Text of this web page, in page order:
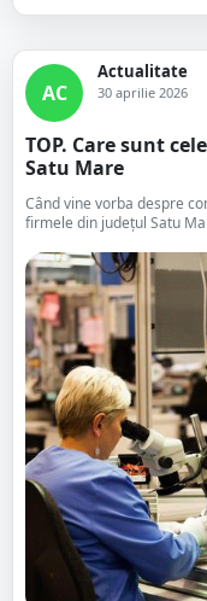
AC
Actualitate
30 aprilie 2026
TOP. Care sunt
Satu Mare
Când vine vorba despre
firmele din județul Satu